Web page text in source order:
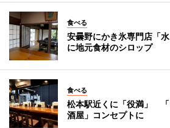
食べる
安曇野にかき氷専門店「
に地元食材のシロップ
食べる
松本駅近くに「役満」
酒屋」コンセプトに